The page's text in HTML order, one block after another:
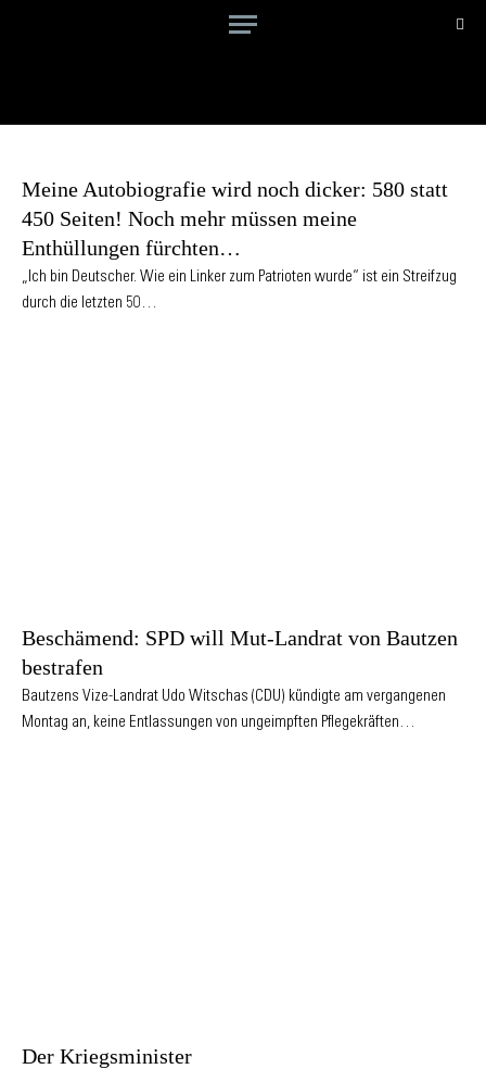
Meine Autobiografie wird noch dicker: 580 statt
450 Seiten! Noch mehr müssen meine
Enthüllungen fürchten…
„Ich bin Deutscher. Wie ein Linker zum Patrioten wurde“ ist ein Streifzug
durch die letzten 50…
Beschämend: SPD will Mut-Landrat von Bautzen
bestrafen
Bautzens Vize-Landrat Udo Witschas (CDU) kündigte am vergangenen
Montag an, keine Entlassungen von ungeimpften Pflegekräften…
Der Kriegsminister